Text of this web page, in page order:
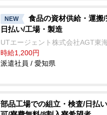
NEW
食品の資材供給・運搬
日払い/工場・製造
UTエージェント株式会社AGT東
時給1,200円
派遣社員 / 愛知県
部品工場での組立・検査/日払